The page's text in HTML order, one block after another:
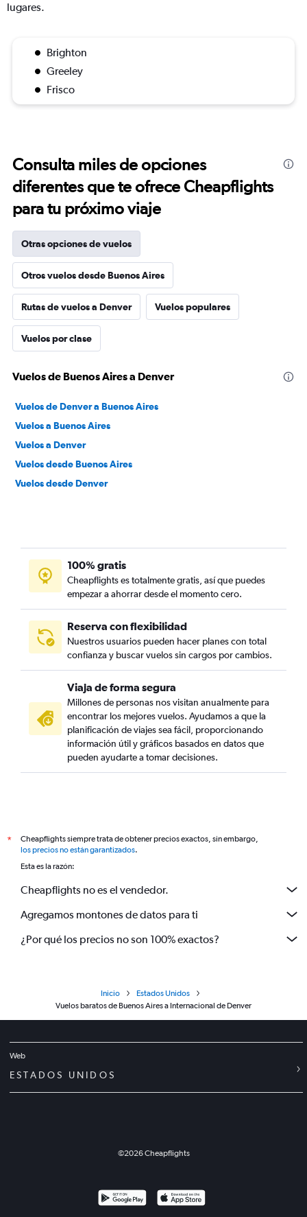
lugares.
Brighton
Greeley
Frisco
Consulta miles de opciones
diferentes que te ofrece Cheapflights
para tu próximo viaje
Otras opciones de vuelos
Otros vuelos desde Buenos Aires
Rutas de vuelos a Denver Vuelos populares
Vuelos por clase
Vuelos de Buenos Aires a Denver
Vuelos de Denver a Buenos Aires
Vuelos a Buenos Aires
Vuelos a Denver
Vuelos desde Buenos Aires
Vuelos desde Denver
100% gratis
Cheapflights es totalmente gratis, así que puedes
empezar a ahorrar desde el momento cero.
Reserva con flexibilidad
Nuestros usuarios pueden hacer planes con total
confianza y buscar vuelos sin cargos por cambios.
Viaja de forma segura
Millones de personas nos visitan anualmente para
encontrar los mejores vuelos. Ayudamos a que la
planificación de viajes sea fácil, proporcionando
información útil y gráficos basados en datos que
pueden ayudarte a tomar decisiones.
*
Cheapflights siempre trata de obtener precios exactos, sin embargo,
los precios no están garantizados.
Esta es la razón:
Cheapflights no es el vendedor.
Agregamos montones de datos para ti
¿Por qué los precios no son 100% exactos?
Inicio
Estados Unidos
Vuelos baratos de Buenos Aires a Internacional de Denver
Web
ESTADOS UNIDOS
©2026Cheapflights